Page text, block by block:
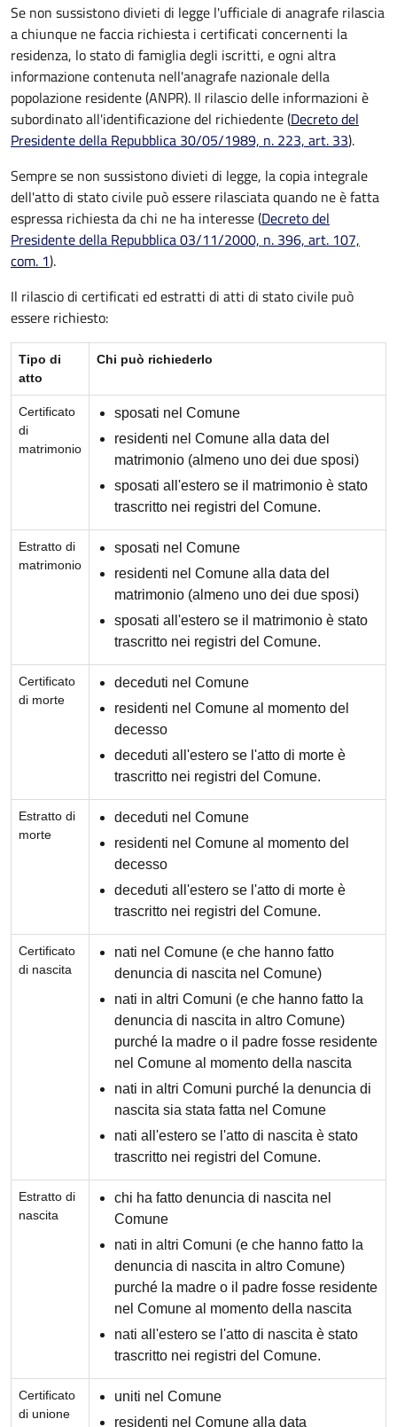
Se non sussistono divieti di legge l'ufficiale di anagrafe rilascia
a chiunque ne faccia richiesta i certificati concernenti la
residenza, lo stato di famiglia degli iscritti, e ogni altra
informazione contenuta nell'anagrafe nazionale della
popolazione residente (ANPR). Il rilascio delle informazioni è
subordinato all'identificazione del richiedente (Decreto del
Presidente della Repubblica 30/05/1989, n. 223, art. 33).
Sempre se non sussistono divieti di legge, la copia integrale
dell'atto di stato civile può essere rilasciata quando ne è fatta
espressa richiesta da chi ne ha interesse (Decreto del
Presidente della Repubblica 03/11/2000, n. 396, art. 107,
com. 1).
Il rilascio di certificati ed estratti di atti di stato civile può
essere richiesto:
Tipo di
atto
Chi può richiederlo
Certificato
di
matrimonio
sposati nel Comune
residenti nel Comune alla data del
matrimonio (almeno uno dei due sposi)
sposati all'estero se il matrimonio è stato
trascritto nei registri del Comune.
Estratto di
matrimonio
sposati nel Comune
residenti nel Comune alla data del
matrimonio (almeno uno dei due sposi)
sposati all'estero se il matrimonio è stato
trascritto nei registri del Comune.
Certificato
di morte
deceduti nel Comune
residenti nel Comune al momento del
decesso
deceduti all'estero se l'atto di morte è
trascritto nei registri del Comune.
Estratto di
morte
deceduti nel Comune
residenti nel Comune al momento del
decesso
deceduti all'estero se l'atto di morte è
trascritto nei registri del Comune.
Certificato
di nascita
nati nel Comune (e che hanno fatto
denuncia di nascita nel Comune)
nati in altri Comuni (e che hanno fatto la
denuncia di nascita in altro Comune)
purché la madre o il padre fosse residente
nel Comune al momento della nascita
nati in altri Comuni purché la denuncia di
nascita sia stata fatta nel Comune
nati all'estero se l'atto di nascita è stato
trascritto nei registri del Comune.
Estratto di
nascita
chi ha fatto denuncia di nascita nel
Comune
nati in altri Comuni (e che hanno fatto la
denuncia di nascita in altro Comune)
purché la madre o il padre fosse residente
nel Comune al momento della nascita
nati all'estero se l'atto di nascita è stato
trascritto nei registri del Comune.
Certificato
di unione
uniti nel Comune
residenti nel Comune alla data